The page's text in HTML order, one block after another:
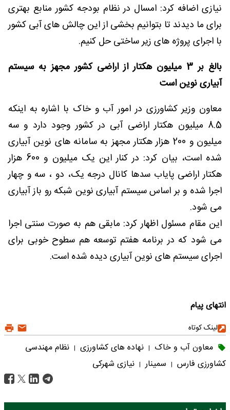
نیازی اضافه کرد: امسال در نظام بودجه کشور منابع بهتری
برای ما دیدند تا بتوانیم بخشی از این چالش های آبی کشور
با اجرای پروژه های زیر ساختی حل کنیم.
بالغ بر 3 میلیون هکتار از اراضی کشور مجهز به سیستم
آبیاری نوین است
معاون وزیر کشاورزی در امور آب و خاک با اشاره به اینکه
8.5 میلیون هکتار اراضی آبی در کشور وجود دارد و سه
میلیون و 200 هزار هکتار مجهز به سامانه های نوین آبیاری
شده است، بیان کرد: در کنار این یک میلیون و 600 هزار
هکتار اراضی پایاب سدها کانال درجه یک، دو ، سه و چهار
اجرا شده و بر اساس سیستم آبیاری نوین شبکه رو باز آبیاری
می شود.
این مقام مسئول اظهار کرد: مابقی هم به صورت سنتی اجرا
می شود که در برنامه هفتم توسعه هم سطوح خوبی برای
اجرای سیستم های نوین آبیاری دیده شده است.
انتهای پیام
لینک کوتاه
معاون آب و خاک | نهاده های کشاورزی | نظام مهندسی
کشاورزی فارس | سمینار | نیازی شهرکی